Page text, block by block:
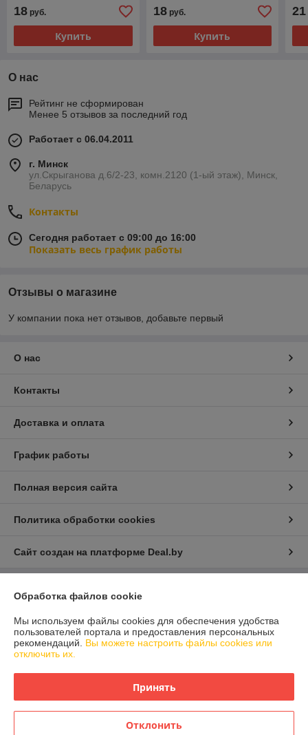
18 руб.
Купить
18руб.
Купить
21
О нас
Рейтинг не сформирован
Менее 5 отзывов за последний год
Работает с 06.04.2011
г. Минск
ул.Скрыганова д.6/2-23, комн.2120 (1-ый этаж), Минск,
Беларусь
Контакты
Сегодня работает с 09:00 до 16:00
Показать весь график работы
Отзывы о магазине
У компании пока нет отзывов, добавьте первый
О нас
Контакты
Доставка и оплата
График работы
Полная версия сайта
Политика обработки cookies
Сайт создан на платформе Deal.by
Информация для покупателя
Юридическое лицо:ООО "Айлер Трейд"
г. Минск, ул. Скрыганова 6/2-23, комн. 2120 1ый этаж
Регистрационный номер ЕГР: 192611529
УНП: 192611529
Регистрационный орган: Главное управление юстиции Горисполкома
Дата регистрации компании: 26.02.2016
Обработка файлов cookie
Мы используем файлы cookies для обеспечения удобства
пользователей портала и предоставления персональных
рекомендаций. Вы можете настроить файлы cookies или
отключить их.
Принять
Отклонить